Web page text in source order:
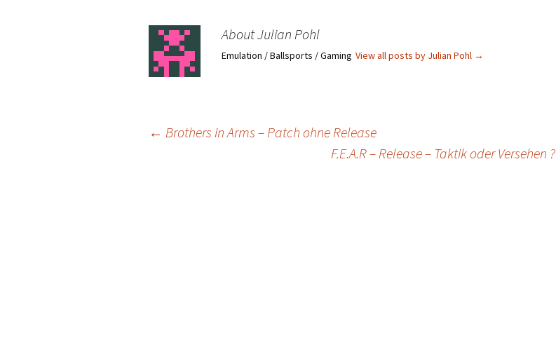
About Julian Pohl
Emulation / Ballsports / Gaming View all posts by Julian Pohl →
← Brothers in Arms – Patch ohne Release
F.E.A.R – Release – Taktik oder Versehen ?